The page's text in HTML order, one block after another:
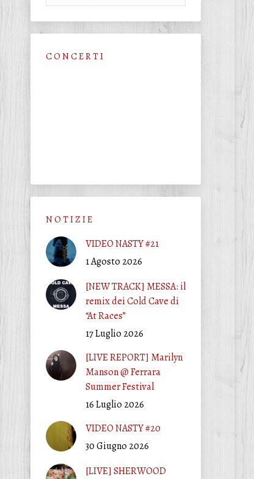
C O N C E R T I
N O T I Z I E
VIDEO NASTY #21
1 Agosto 2026
[NEW TRACK] MESSA: il
remix dei Cold Cave di
“At Races”
17 Luglio 2026
[LIVE REPORT] Marilyn
Manson @ Ferrara
Summer Festival
16 Luglio 2026
VIDEO NASTY #20
30 Giugno 2026
[LIVE] SHERWOOD